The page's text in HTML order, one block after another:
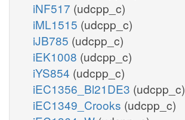
iNF517 (udcpp_c)
iML1515 (udcpp_c)
iJB785 (udcpp_c)
iEK1008 (udcpp_c)
iYS854 (udcpp_c)
iEC1356_Bl21DE3 (udcpp_c)
iEC1349_Crooks (udcpp_c)